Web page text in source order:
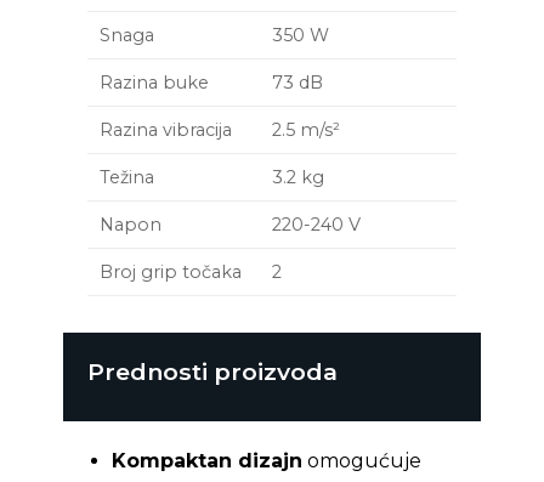
Snaga 350 W
Razina buke 73 dB
Razina vibracija 2.5 m/s²
Težina 3.2 kg
Napon 220-240 V
Broj grip točaka 2
Prednosti proizvoda
Kompaktan dizajn omogućuje